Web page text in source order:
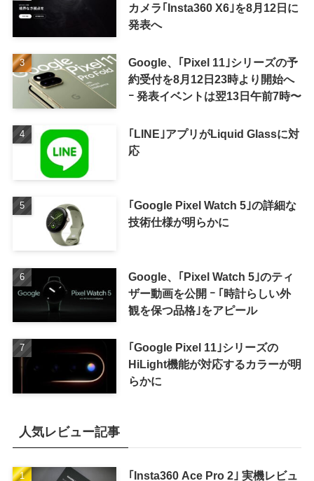
カメラ｢Insta360 X6｣を8月12日に
発表へ
Google、｢Pixel 11｣シリーズの予
約受付を8月12日23時より開始へ
ｰ 発表イベントは翌13日午前7時〜
｢LINE｣アプリがLiquid Glassに対
応
｢Google Pixel Watch 5｣の詳細な
技術仕様が明らかに
Google、｢Pixel Watch 5｣のティ
ザー動画を公開 ｰ ｢時計らしい外
観を保つ品格｣をアピール
｢Google Pixel 11｣シリーズの
HiLight機能が対応するカラーが明
らかに
人気レビュー記事
｢Insta360 Ace Pro 2｣ 実機レビュ